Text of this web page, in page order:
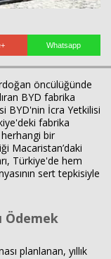
Whatsapp
öncülüğünde
BYD fabrika
BYD'nin İcra Yetkilisi
fabrika
herhangi bir
Macaristan’daki
Türkiye'de hem
sert tepkisiyle
Ödemek
planlanan, yıllık
Haberin Doğru Adresi.